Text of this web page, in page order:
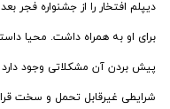
دیپلم افتخار را از جشنواره فجر
برای او به همراه داشت. محیا
پیش بردن آن مشکلاتی وجود دارد
شرایطی غیرقابل تحمل و سخت